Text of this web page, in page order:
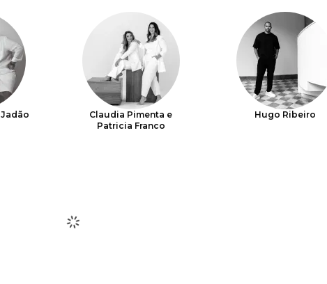
Claudia Pimenta e
Patricia Franco
Hugo Ribeiro